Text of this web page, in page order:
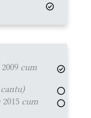
cum
cum